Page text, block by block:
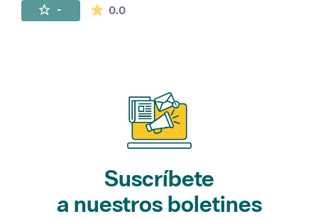
- 0.0La valoración media es de 0 estrellas de
Suscríbete
a nuestros boletines